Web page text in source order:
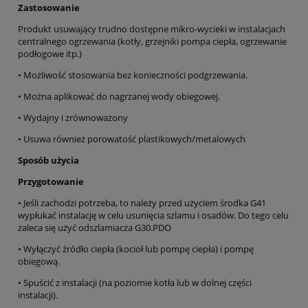
Zastosowanie
Produkt usuwający trudno dostępne mikro-wycieki w instalacjach
centralnego ogrzewania (kotły, grzejniki pompa ciepła, ogrzewanie
podłogowe itp.)
• Możliwość stosowania bez konieczności podgrzewania.
• Można aplikować do nagrzanej wody obiegowej.
• Wydajny i zrównoważony
• Usuwa również porowatość plastikowych/metalowych
Sposób użycia
Przygotowanie
• Jeśli zachodzi potrzeba, to należy przed użyciem środka G41
wypłukać instalację w celu usunięcia szlamu i osadów. Do tego celu
zaleca się użyć odszlamiacza G30.PDO
• Wyłączyć źródło ciepła (kocioł lub pompę ciepła) i pompę
obiegową.
• Spuścić z instalacji (na poziomie kotła lub w dolnej części
instalacji).